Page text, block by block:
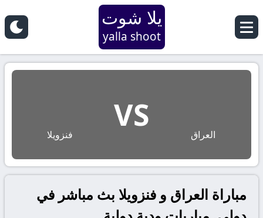
يلا شوت
yalla shoot
العراق
VS
فنزويلا
مباراة العراق و فنزويلا بث مباشر في